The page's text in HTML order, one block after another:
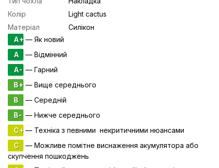
Колір
Light cactus
Матеріал
Силікон
A+— Як новий
A
— Відмінний
A- — Гарний
B+ — Вище середнього
B
— Середній
B- — Нижче середнього
C+— Техніка з певними некритичними нюансами
C
— Можливе помітне виснаження акумулятора або
скупчення пошкоджень